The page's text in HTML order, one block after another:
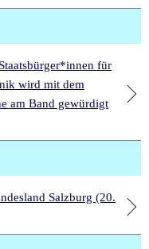
für
wird mit dem
am Band gewürdigt
Salzburg (20.